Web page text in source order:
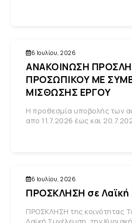
6 Ιουλίου, 2026
ΑΝΑΚΟΙΝΩΣΗ
ΠΡΟΣΩΠΙΚΟΥ ΜΕ
ΜΙΣΘΩΣΗΣ ΕΡΓΟΥ
Η προθεσμία υποβολής των
απο 11.7.2026 έως και
6 Ιουλίου, 2026
ΠΡΟΣΚΛΗΣΗ σε Λαϊκή
ΠΡΟΣΚΛΗΣΗ της κοινότητας